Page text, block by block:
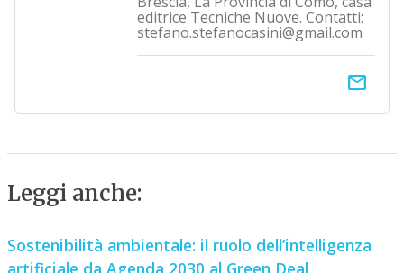
editrice Tecniche Nuove. Contatti:
stefano.stefanocasini@gmail.com
email
Leggi anche:
Sostenibilità ambientale: il ruolo dell’intelligenza